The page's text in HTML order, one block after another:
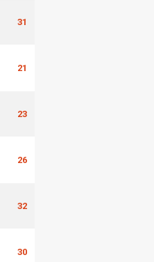
31
21
23
26
32
30